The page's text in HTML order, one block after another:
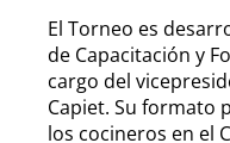
El Torneo es
de Capacitación y
cargo del
Capiet. Su formato
los cocineros en el